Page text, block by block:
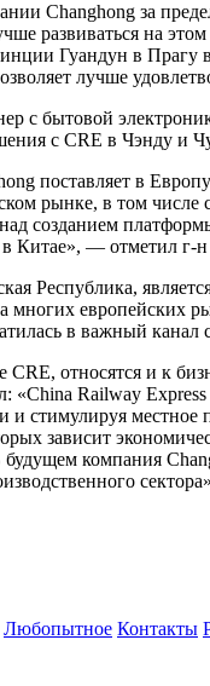
Changhong за
развиваться на
Гуандун в Прагу
лучше
с бытовой
с CRE в Чэнду и
поставляет в
рынке, в том
созданием
Китае», — отметил г-
Республика,
многих европейских
в важный канал
относятся и к
«China Railway
стимулируя местное
зависит
компания
Любопытное Контакты